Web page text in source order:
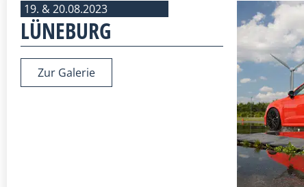
19. & 20.08.2023
LÜNEBURG
Zur Galerie